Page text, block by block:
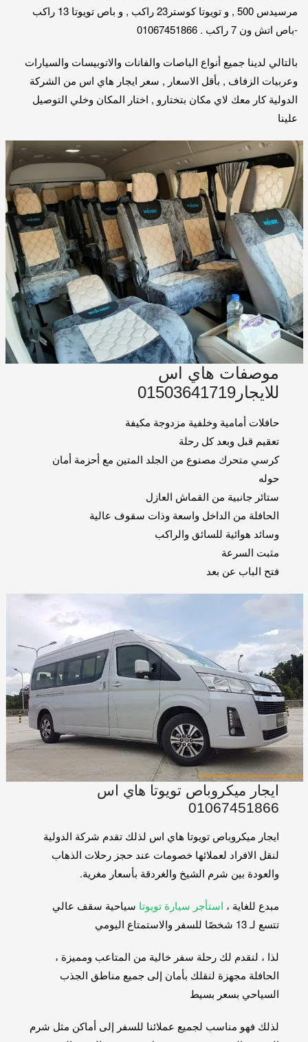
مرسيدس 500 , و تويوتا كوستر23 راكب , و باص تويوتا 13 راكب
-باص اتش ون 7 راكب . 01067451866
بالتالي لدينا جميع أنواع الباصات والفانات والاتوبيسات والسيارات
وعربيات الزفاف , بأقل الاسعار , سعر ايجار هاي اس من الشركة
الدولية كار معك لاي مكان بتختارو , اختار المكان وخلي التوصيل
علينا
موصفات هاي اس
للايجار01503641719
حافلات أمامية وخلفية مزدوجة مكيفة
تعقيم قبل وبعد كل رحلة
كرسي متحرك مصنوع من الجلد المتين مع أحزمة أمان
حوله
ستائر جانبية من القماش العازل
الحافلة من الداخل واسعة وذات سقوف عالية
وسائد هوائية للسائق والراكب
مثبت السرعة
فتح الباب عن بعد
ايجار ميكروباص تويوتا هاي اس
01067451866
ايجار ميكروباص تويوتا هاي اس لذلك تقدم شركة الدولية
لنقل الافراد لعملائها خصومات عند حجز رحلات الذهاب
والعودة بين شرم الشيخ والغردقة بأسعار مغرية.
مبدع للغاية ، استأجر سيارة تويوتا سياحية سقف عالي
تتسع لـ 13 شخصًا للسفر والاستمتاع اليومي
لذا ، لنقدم لك رحلة سفر خالية من المتاعب ومميزة ،
الحافلة مجهزة لنقلك بأمان إلى جميع مناطق الجذب
السياحي بسعر بسيط
لذلك فهو مناسب لجميع عملائنا للسفر إلى أماكن مثل شرم